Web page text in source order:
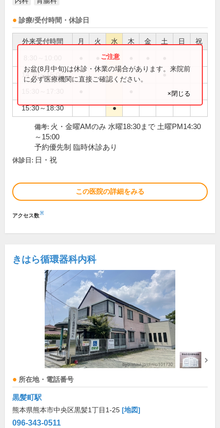
診療/受付時間・休診日
外来受付時間 月 火 水 木 金 土 日 祝
●
14:30～15:00 ●
15:30～18:30 ●
お盆(8月中旬)は休診・休業の場合があります。来院前
に必ず医療機関に直接ご確認ください。
×閉じる
備考: 火・金曜AMのみ 水曜18:30まで 土曜PM14:30
～15:00
予約優先制 臨時休診あり
休診日: 日・祝
この医院の詳細をみる
アクセス数※
きはら循環器科内科
所在地・電話番号
黒髪町駅
熊本県熊本市中央区黒髪1丁目1-25 [地図]
096-343-0511